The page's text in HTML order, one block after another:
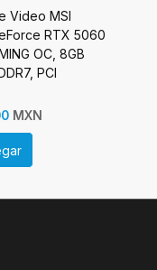
Video MSI
RTX 5060
OC, 8GB
PCI
5.0
MXN